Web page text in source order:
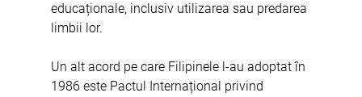
educaționale, inclusiv utilizarea sau predarea
limbii lor.
Un alt acord pe care Filipinele l-au adoptat în
1986 este Pactul Internațional privind